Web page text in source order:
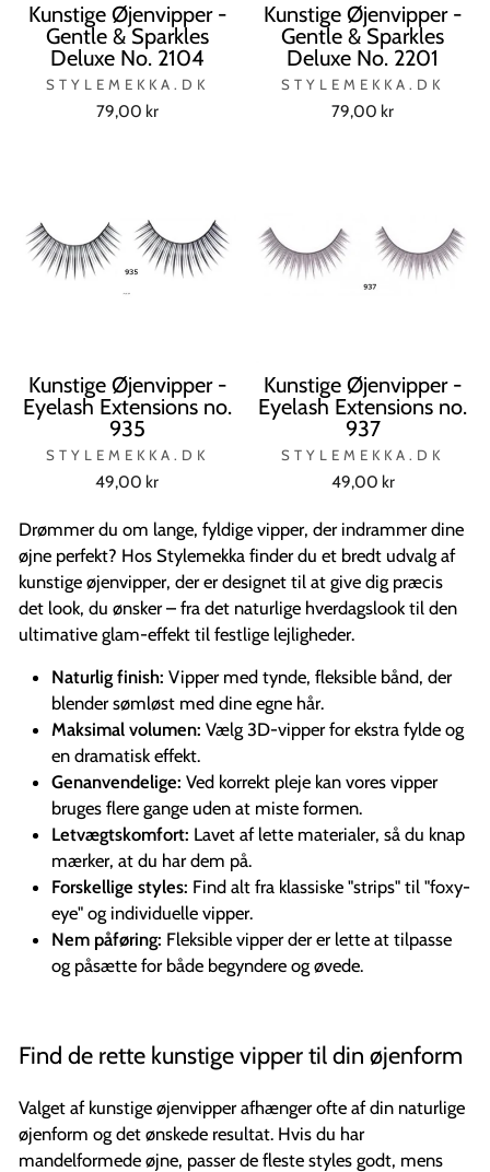
Kunstige Øjenvipper -
Gentle & Sparkles
Deluxe No. 2104
STYLEMEKKA.DK
79,00 kr
Kunstige Øjenvipper -
Gentle & Sparkles
Deluxe No. 2201
STYLEMEKKA.DK
79,00 kr
Kunstige Øjenvipper -
Eyelash Extensions no.
935
STYLEMEKKA.DK
49,00 kr
Kunstige Øjenvipper -
Eyelash Extensions no.
937
STYLEMEKKA.DK
49,00 kr
Drømmer du om lange, fyldige vipper, der indrammer dine
øjne perfekt? Hos Stylemekka finder du et bredt udvalg af
kunstige øjenvipper, der er designet til at give dig præcis
det look, du ønsker – fra det naturlige hverdagslook til den
ultimative glam-effekt til festlige lejligheder.
Naturlig finish: Vipper med tynde, fleksible bånd, der
blender sømløst med dine egne hår.
Maksimal volumen: Vælg 3D-vipper for ekstra fylde og
en dramatisk effekt.
Genanvendelige: Ved korrekt pleje kan vores vipper
bruges flere gange uden at miste formen.
Letvægtskomfort: Lavet af lette materialer, så du knap
mærker, at du har dem på.
Forskellige styles: Find alt fra klassiske "strips" til "foxy-
eye" og individuelle vipper.
Nem påføring: Fleksible vipper der er lette at tilpasse
og påsætte for både begyndere og øvede.
Find de rette kunstige vipper til din øjenform
Valget af kunstige øjenvipper afhænger ofte af din naturlige
øjenform og det ønskede resultat. Hvis du har
mandelformede øjne, passer de fleste styles godt, mens